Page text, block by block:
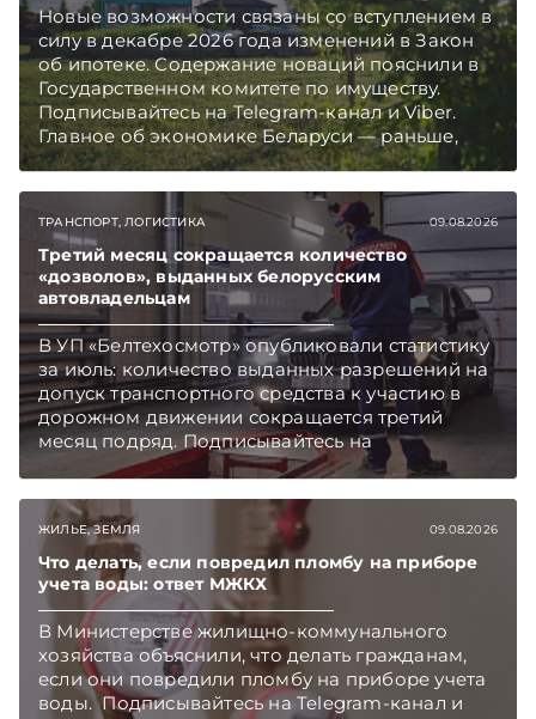
Новые возможности связаны со вступлением в
силу в декабре 2026 года изменений в Закон
об ипотеке. Содержание новаций пояснили в
Государственном комитете по имуществу.
Подписывайтесь на Telegram‑канал и Viber.
Главное об экономике Беларуси — раньше,
чем в новостях TelegramViber
ТРАНСПОРТ, ЛОГИСТИКА 09.08.2026
Третий месяц сокращается количество
«дозволов», выданных белорусским
автовладельцам
В УП «Белтехосмотр» опубликовали статистику
за июль: количество выданных разрешений на
допуск транспортного средства к участию в
дорожном движении сокращается третий
месяц подряд. Подписывайтесь на
Telegram‑канал и Viber. Главное об экономике
TelegramViber
ЖИЛЬЕ, ЗЕМЛЯ 09.08.2026
Что делать, если повредил пломбу на приборе
учета воды: ответ МЖКХ
В Министерстве жилищно-коммунального
хозяйства объяснили, что делать гражданам,
если они повредили пломбу на приборе учета
воды. Подписывайтесь на Telegram‑канал и